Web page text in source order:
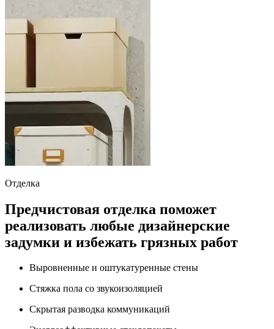
Отделка
Предчистовая отделка поможет
реализовать любые дизайнерские
задумки и избежать грязных работ
Выровненные и оштукатуренные стены
Стяжка пола со звукоизоляцией
Скрытая разводка коммуникаций